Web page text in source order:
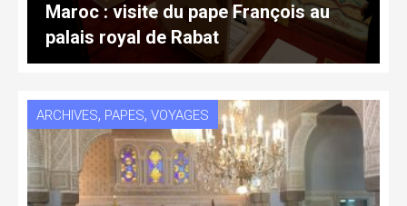
Maroc : visite du pape François au
palais royal de Rabat
ARCHIVES, PAPES, VOYAGES